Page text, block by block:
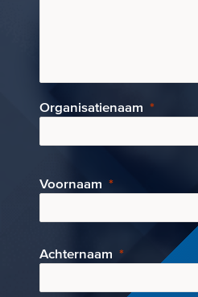
Organisatienaam
Voornaam
Achternaam